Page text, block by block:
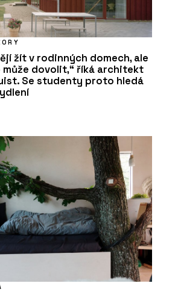
žít v rodinných domech, ale
může dovolit,“ říká architekt
Se studenty proto hledá